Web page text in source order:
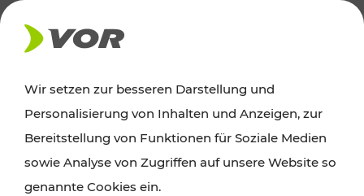
AKTUELLES
Ausflugstipps
Wien, Niederösterreich und das Burgenland
Wir setzen zur besseren Darstellung und
Personalisierung von Inhalten und Anzeigen, zur
Bereitstellung von Funktionen für Soziale Medien
sowie Analyse von Zugriffen auf unsere Website so
genannte Cookies ein.